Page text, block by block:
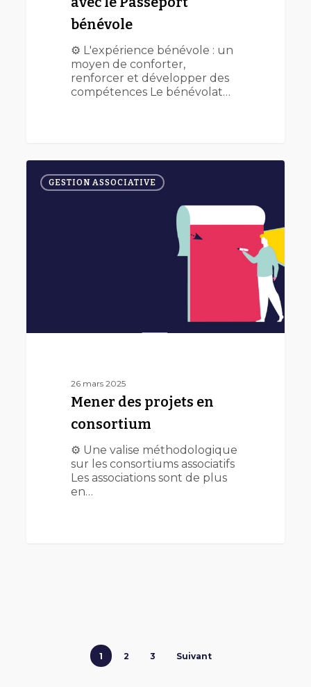
bénévole
⚙️ L'expérience bénévole : un
moyen de conforter,
renforcer et développer des
compétences Le bénévolat…
Mener
des
projets
GESTION ASSOCIATIVE
26 mars 2025
Mener des projets en
consortium
⚙️ Une valise méthodologique
sur les consortiums associatifs
Les associations sont de plus
en…
1 2 3 Suivant